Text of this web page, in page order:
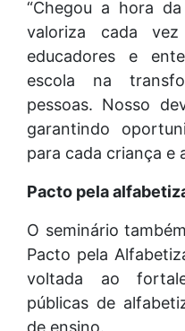
“Chegou a hora
valoriza cada
educadores e
escola na
pessoas. Nosso
garantindo
para cada criança e
Pacto pela
O seminário
Pacto pela
voltada ao
públicas de
de ensino.